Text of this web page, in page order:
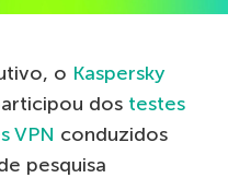
o Kaspersky
dos testes
VPN conduzidos
pesquisa